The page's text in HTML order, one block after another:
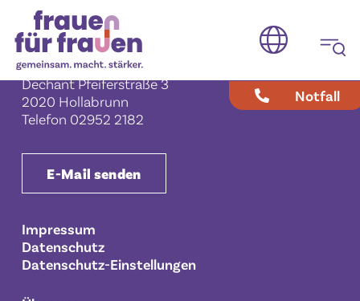
Notfall
Verein Frauen für Frauen
Frauenberatungs- und Bildungszentrum
Hollabrunn
Dechant Pfeiferstraße 3
2020 Hollabrunn
Telefon 02952 2182
E-Mail senden
Impressum
Datenschutz
Datenschutz-Einstellungen